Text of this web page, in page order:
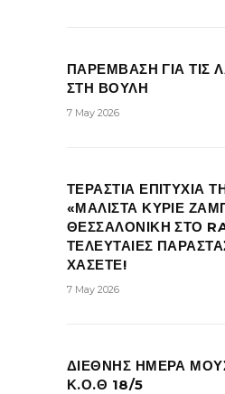
ΠΑΡΕΜΒΑΣΗ ΓΙΑ ΤΙΣ
ΣΤΗ ΒΟΥΛΗ
7 May 2026
ΤΕΡΑΣΤΙΑ ΕΠΙΤΥΧΙΑ
«ΜΑΛΙΣΤΑ ΚΥΡΙΕ
ΘΕΣΣΑΛΟΝΙΚΗ ΣΤΟ
ΤΕΛΕΥΤΑΙΕΣ
ΧΑΣΕΤΕ!
7 May 2026
ΔΙΕΘΝΗΣ ΗΜΕΡΑ
Κ.Ο.Θ 18/5